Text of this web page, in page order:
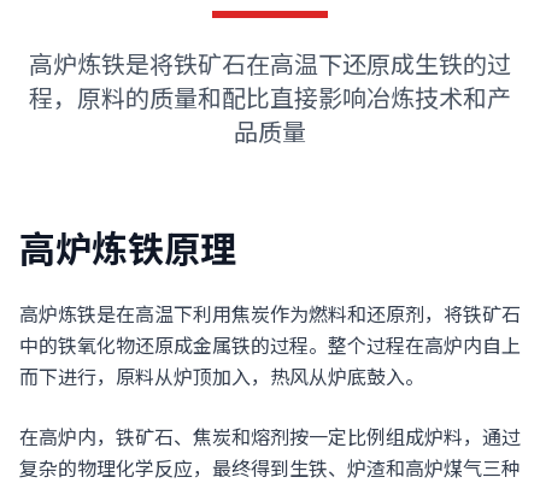
高炉炼铁是将铁矿石在高温下还原成生铁的过
程，原料的质量和配比直接影响冶炼技术和产
品质量
高炉炼铁原理
高炉炼铁是在高温下利用焦炭作为燃料和还原剂，将铁矿石
中的铁氧化物还原成金属铁的过程。整个过程在高炉内自上
而下进行，原料从炉顶加入，热风从炉底鼓入。
在高炉内，铁矿石、焦炭和熔剂按一定比例组成炉料，通过
复杂的物理化学反应，最终得到生铁、炉渣和高炉煤气三种